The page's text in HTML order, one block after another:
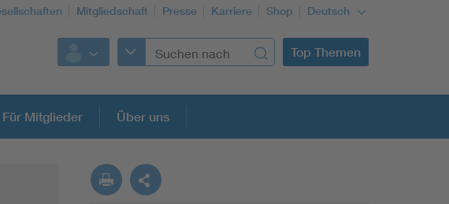
Mitgliedschaft Presse Karriere Shop Deutsch
Top Themen
Für Mitglieder Über uns